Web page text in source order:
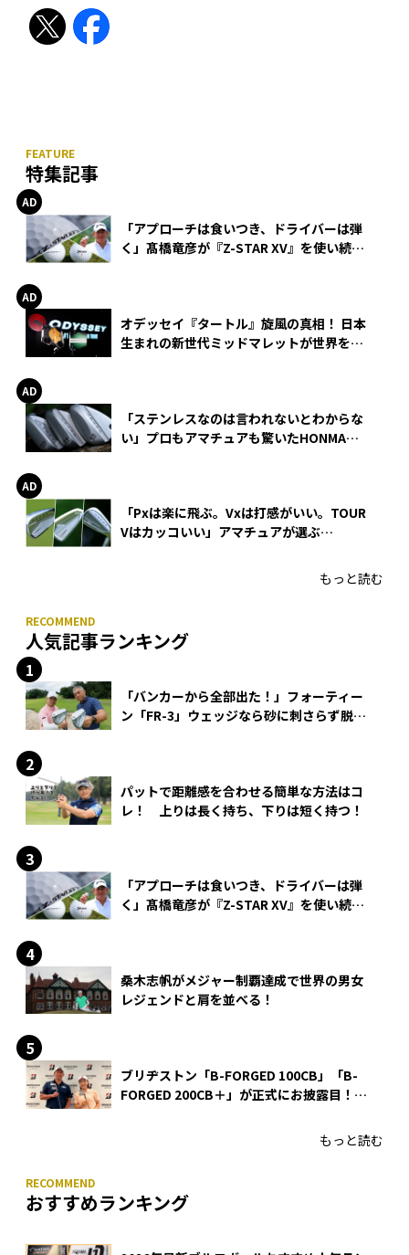
特集記事
「アプローチは食いつき、ドライバーは弾
く」髙橋竜彦が『Z-STAR XV』を使い続け
オデッセイ『タートル』旋風の真相！ 日本
生まれの新世代ミッドマレットが世界を席
「ステンレスなのは言われないとわからな
い」プロもアマチュアも驚いたHONMA
「Pxは楽に飛ぶ。Vxは打感がいい。TOUR
Vはカッコいい」アマチュアが選ぶ
もっと読む
人気記事ランキング
「バンカーから全部出た！」フォーティー
ン「FR-3」ウェッジなら砂に刺さらず脱出
パットで距離感を合わせる簡単な方法はコ
レ！ 上りは長く持ち、下りは短く持つ！
「アプローチは食いつき、ドライバーは弾
く」髙橋竜彦が『Z-STAR XV』を使い続け
桑木志帆がメジャー制覇達成で世界の男女
レジェンドと肩を並べる！
ブリヂストン「B-FORGED 100CB」「B-
FORGED 200CB＋」が正式にお披露目！
もっと読む
おすすめランキング